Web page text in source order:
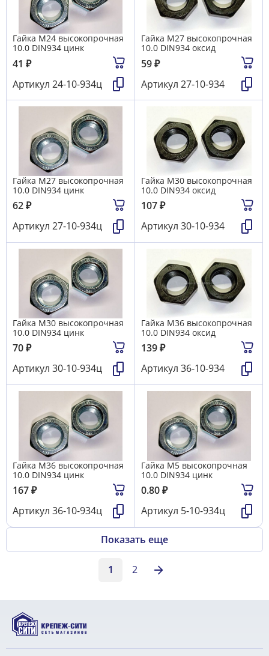
Гайка М24 высокопрочная
10.0 DIN934 цинк
41 ₽
Артикул 24-10-934ц
Гайка М27 высокопрочная
10.0 DIN934 оксид
59₽
Артикул 27-10-934
Гайка М27 высокопрочная
10.0 DIN934 цинк
62₽
Артикул 27-10-934ц
Гайка М30 высокопрочная
10.0 DIN934 оксид
107₽
Артикул 30-10-934
Гайка М30 высокопрочная
10.0 DIN934 цинк
70₽
Артикул 30-10-934ц
Гайка М36 высокопрочная
10.0 DIN934 оксид
139₽
Артикул 36-10-934
Гайка М36 высокопрочная
10.0 DIN934 цинк
167₽
Артикул 36-10-934ц
Гайка М5 высокопрочная
10.0 DIN934 цинк
0.80₽
Артикул 5-10-934ц
Показать еще
1 2